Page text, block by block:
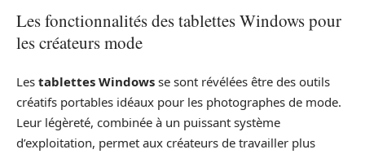
Les fonctionnalités des tablettes Windows pour
les créateurs mode
Les tablettes Windows se sont révélées être des outils
créatifs portables idéaux pour les photographes de mode.
Leur légèreté, combinée à un puissant système
d’exploitation, permet aux créateurs de travailler plus